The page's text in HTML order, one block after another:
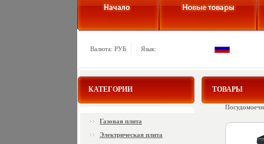
Валюта: РУБ Язык:
КАТЕГОРИИ
Газовая плита
Электрическая плита
ТОВАРЫ